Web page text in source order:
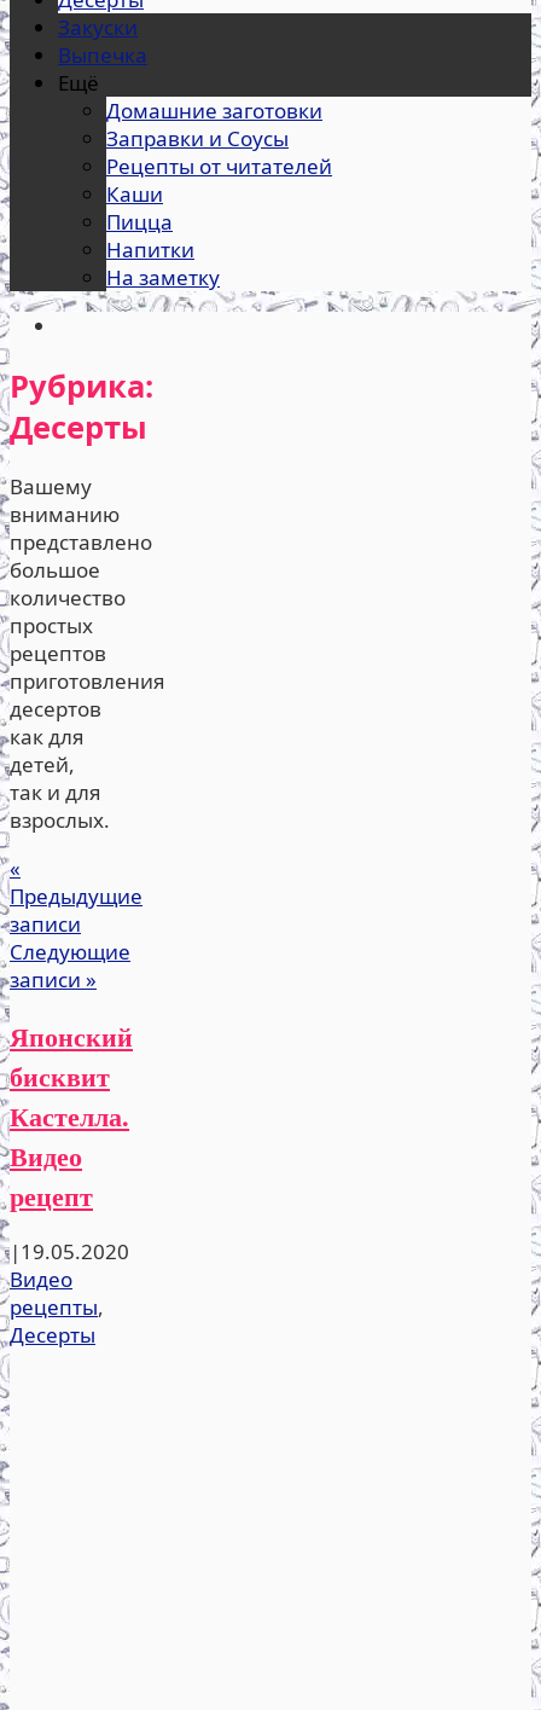
Закуски
Выпечка
Ещё
Домашние заготовки
Заправки и Соусы
Рецепты от читателей
Каши
Пицца
Напитки
На заметку
Рубрика:
Десерты
Вашему
вниманию
представлено
большое
количество
простых
рецептов
приготовления
десертов
как для
детей,
так и для
взрослых.
«
Предыдущие
записи
Следующие
записи »
Японский
бисквит
Кастелла.
Видео
рецепт
|19.05.2020
Видео
рецепты,
Десерты